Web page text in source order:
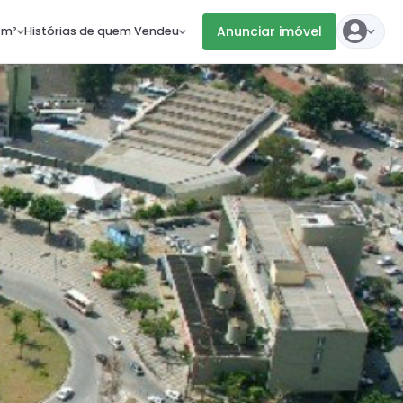
Histórias de quem Vendeu Anunciar imóvel